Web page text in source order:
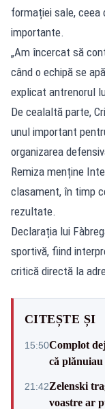
formației sale, ceea
importante.
„Am încercat să
când o echipă se
explicat antrenorul
De cealaltă parte,
unul important
organizarea
Remiza menține
clasament, în timp
rezultate.
Declarația lui
sportivă, fiind
critică directă la
CITEȘTE ȘI
15:50Complot
că
21:42Zelenski
voastre ar